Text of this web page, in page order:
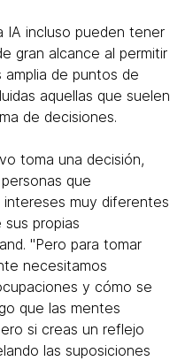
IA incluso pueden tener
gran alcance al permitir
amplia de puntos de
aquellas que suelen
de decisiones.
toma una decisión,
que
muy diferentes
propias
"Pero para tomar
necesitamos
y cómo se
que las mentes
si creas un reflejo
las suposiciones